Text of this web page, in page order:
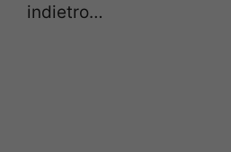
indietro…